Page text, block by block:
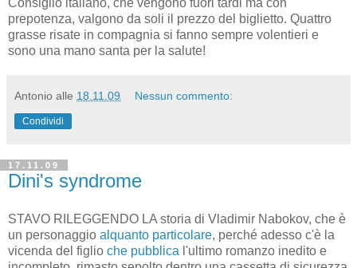
prepotenza, valgono da soli il prezzo del biglietto. Quattro
grasse risate in compagnia si fanno sempre volentieri e
sono una mano santa per la salute!
Antonio alle 18.11.09 Nessun commento:
Condividi
17.11.09
Dini's syndrome
STAVO RILEGGENDO LA storia di Vladimir Nabokov, che è
un personaggio alquanto particolare, perché adesso c'è la
vicenda del figlio che pubblica l'ultimo romanzo inedito e